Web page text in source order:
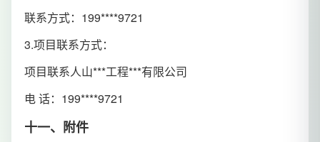
联系方式：199****9721
3.项目联系方式：
项目联系人山***工程***有限公司
电 话：199****9721
十一、附件